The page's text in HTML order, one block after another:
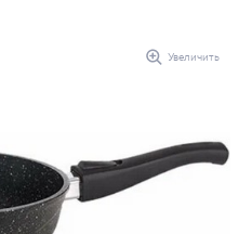
Увеличить